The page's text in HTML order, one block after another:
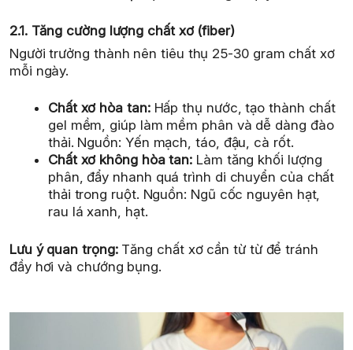
2.1. Tăng cường lượng chất xơ (fiber)
Người trưởng thành nên tiêu thụ 25-30 gram chất xơ
mỗi ngày.
Chất xơ hòa tan:Hấp thụ nước, tạo thành chất
gel mềm, giúp làm mềm phân và dễ dàng đào
thải. Nguồn: Yến mạch, táo, đậu, cà rốt.
Chất xơ không hòa tan: Làm tăng khối lượng
phân, đẩy nhanh quá trình di chuyển của chất
thải trong ruột. Nguồn: Ngũ cốc nguyên hạt,
rau lá xanh, hạt.
Lưu ý quan trọng:Tăng chất xơ cần từ từ để tránh
đầy hơi và chướng bụng.